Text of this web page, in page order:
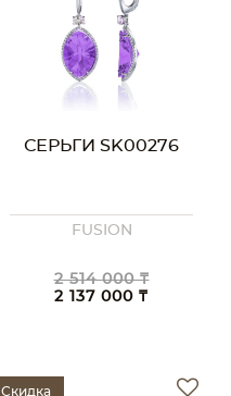
СЕРЬГИ SK00276
FUSION
2 514 000 ₸
2 137 000 ₸
Скидка